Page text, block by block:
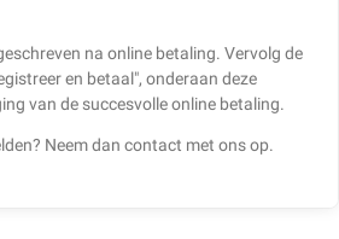
na online betaling. Vervolg de
en betaal", onderaan deze
van de succesvolle online betaling.
Neem dan contact met ons op.